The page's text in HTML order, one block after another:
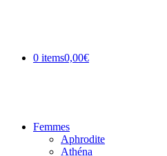
0 items0,00€
Femmes
Aphrodite
Athéna